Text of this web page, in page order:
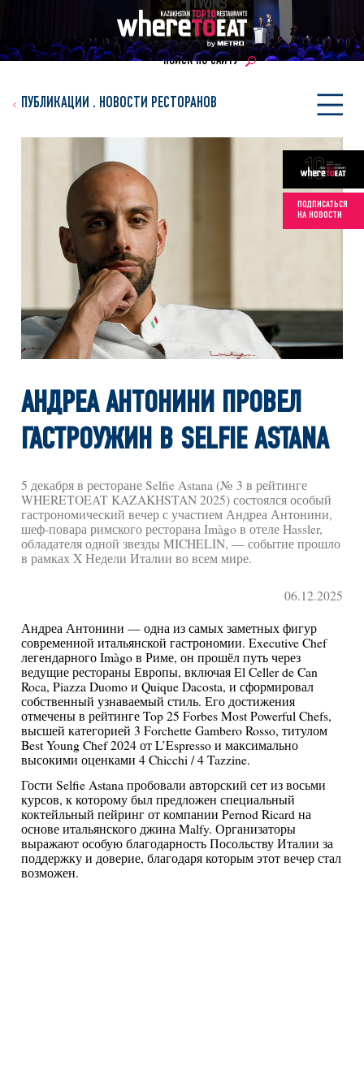
ПОИСК ПО САЙТУ
ПОДПИСАТЬСЯ
НА НОВОСТИ
ПУБЛИКАЦИИ . НОВОСТИ РЕСТОРАНОВ
АНДРЕА АНТОНИНИ ПРОВЕЛ
ГАСТРОУЖИН В SELFIE ASTANA
5 декабря в ресторане Selfie Astana (№ 3 в рейтинге
WHERETOEAT KAZAKHSTAN 2025) состоялся особый
гастрономический вечер с участием Андреа Антонини,
шеф-повара римского ресторана Imàgo в отеле Hassler,
обладателя одной звезды MICHELIN, — событие прошло
в рамках X Недели Италии во всем мире.
06.12.2025
Андреа Антонини — одна из самых заметных фигур
современной итальянской гастрономии. Executive Chef
легендарного Imàgo в Риме, он прошёл путь через
ведущие рестораны Европы, включая El Celler de Can
Roca, Piazza Duomo и Quique Dacosta, и сформировал
собственный узнаваемый стиль. Его достижения
отмечены в рейтинге Top 25 Forbes Most Powerful Chefs,
высшей категорией 3 Forchette Gambero Rosso, титулом
Best Young Chef 2024 от L’Espresso и максимально
высокими оценками 4 Chicchi / 4 Tazzine.
Гости Selfie Astana пробовали авторский сет из восьми
курсов, к которому был предложен специальный
коктейльный пейринг от компании Pernod Ricard на
основе итальянского джина Malfy. Организаторы
выражают особую благодарность Посольству Италии за
поддержку и доверие, благодаря которым этот вечер стал
возможен.